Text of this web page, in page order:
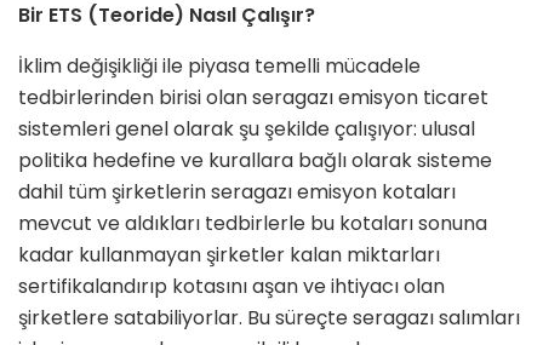
Bir ETS (Teoride) Nasıl Çalışır?
İklim değişikliği ile piyasa temelli mücadele
tedbirlerinden birisi olan seragazı emisyon ticaret
sistemleri genel olarak şu şekilde çalışıyor: ulusal
politika hedefine ve kurallara bağlı olarak sisteme
dahil tüm şirketlerin seragazı emisyon kotaları
mevcut ve aldıkları tedbirlerle bu kotaları sonuna
kadar kullanmayan şirketler kalan miktarları
sertifikalandırıp kotasını aşan ve ihtiyacı olan
şirketlere satabiliyorlar. Bu süreçte seragazı salımları